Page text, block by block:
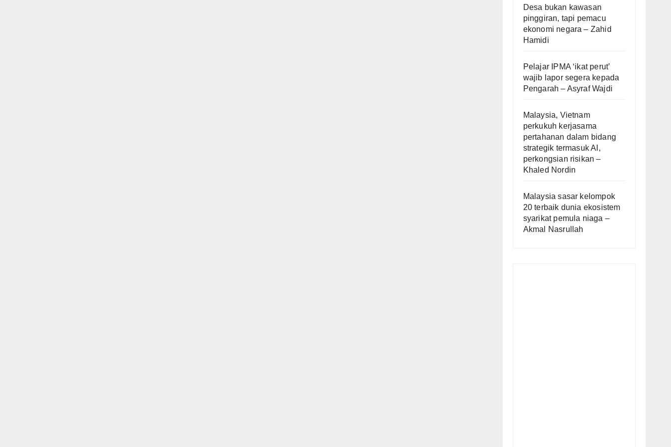
Desa bukan kawasan
pinggiran, tapi pemacu
ekonomi negara – Zahid
Hamidi
Pelajar IPMA ‘ikat perut’
wajib lapor segera kepada
Pengarah – Asyraf Wajdi
Malaysia, Vietnam
perkukuh kerjasama
pertahanan dalam bidang
strategik termasuk AI,
perkongsian risikan –
Khaled Nordin
Malaysia sasar kelompok
20 terbaik dunia ekosistem
syarikat pemula niaga –
Akmal Nasrullah